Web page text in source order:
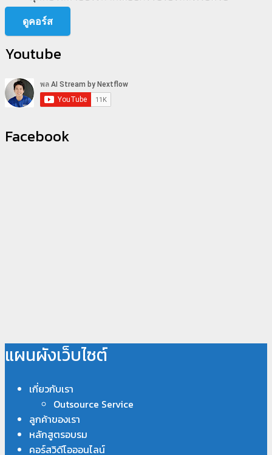
ดูคอร์ส
Youtube
Facebook
แผนผังเว็บไซต์
เกี่ยวกับเรา
Outsource Service
ลูกค้าของเรา
หลักสูตรอบรม
คอร์สวิดีโอออนไลน์